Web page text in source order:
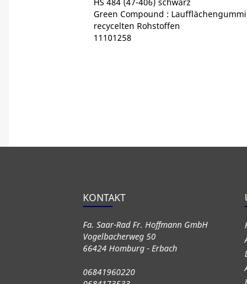
HS 484 (47-406) schwarz
Green Compound :
recycelten Rohstoffen
11101258
KONTAKT
Fa. Saar-Rad Fr. Hoffmann GmbH
Vogelbacherweg 50
66424 Homburg - Erbach
06841960220